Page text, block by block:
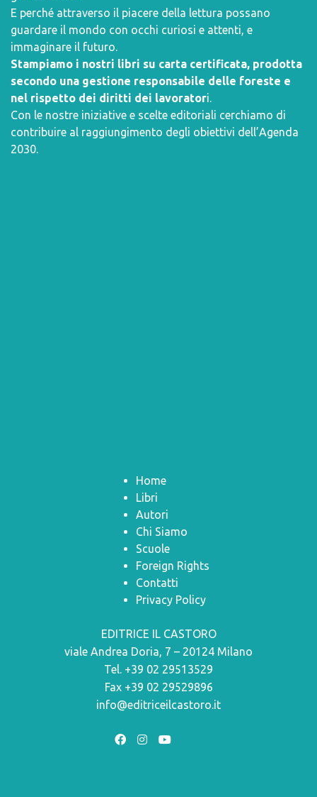
E perché attraverso il piacere della lettura possano
guardare il mondo con occhi curiosi e attenti, e
immaginare il futuro.
Stampiamo i nostri libri su carta certificata, prodotta
secondo una gestione responsabile delle foreste e
nel rispetto dei diritti dei lavoratori.
Con le nostre iniziative e scelte editoriali cerchiamo di
contribuire al raggiungimento degli obiettivi dell’Agenda
2030
Home
Libri
Autori
Chi Siamo
Scuole
Foreign Rights
Contatti
Privacy Policy
EDITRICE IL CASTORO
viale Andrea Doria, 7 – 20124 Milano
Tel. +39 02 29513529
Fax +39 02 29529896
info@editriceilcastoro.it